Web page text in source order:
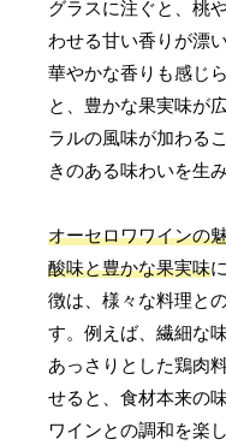
グラスに注ぐと、桃
わせる甘い香りが漂
華やかな香りも感じ
と、豊かな果実味が
ラルの風味が加わる
きのある味わいを生
オーセロワワインの
酸味と豊かな果実味
徴は、様々な料理と
す。例えば、繊細な
あっさりとした鶏肉
せると、食材本来の
ワインとの調和を楽